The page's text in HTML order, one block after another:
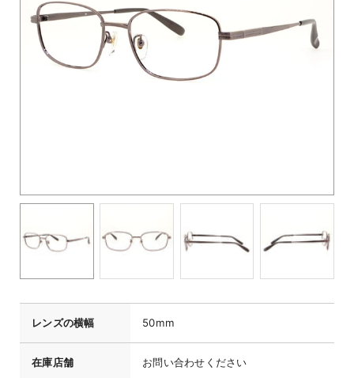
レンズの横幅 50mm
在庫店舗 お問い合わせください